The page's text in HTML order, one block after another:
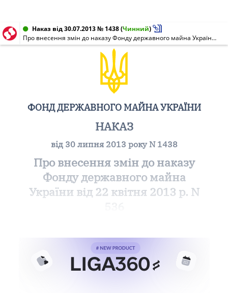
Наказ від 30.07.2013 № 1438(Чинний)
Про внесення змін до наказу Фонду державного майна України від 22 квітня 2013 р. N 536 "Про затвердження змін (уточнень) до плану розміщення акцій відкритого акціонерного товариства "Коломийський завод сільськогосподарських машин" (код за ЄДРПОУ 00238180)"
ФОНД ДЕРЖАВНОГО МАЙНА УКРАЇНИ
НАКАЗ
від 30 липня 2013 року N 1438
Про внесення змін до наказу
Фонду державного майна
України від 22 квітня 2013 р. N